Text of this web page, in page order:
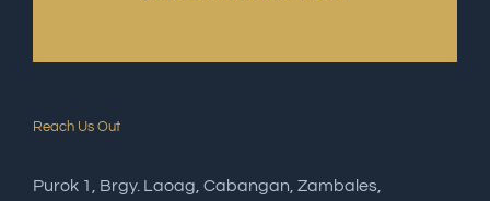
Reach Us Out
Purok 1, Brgy. Laoag, Cabangan, Zambales,